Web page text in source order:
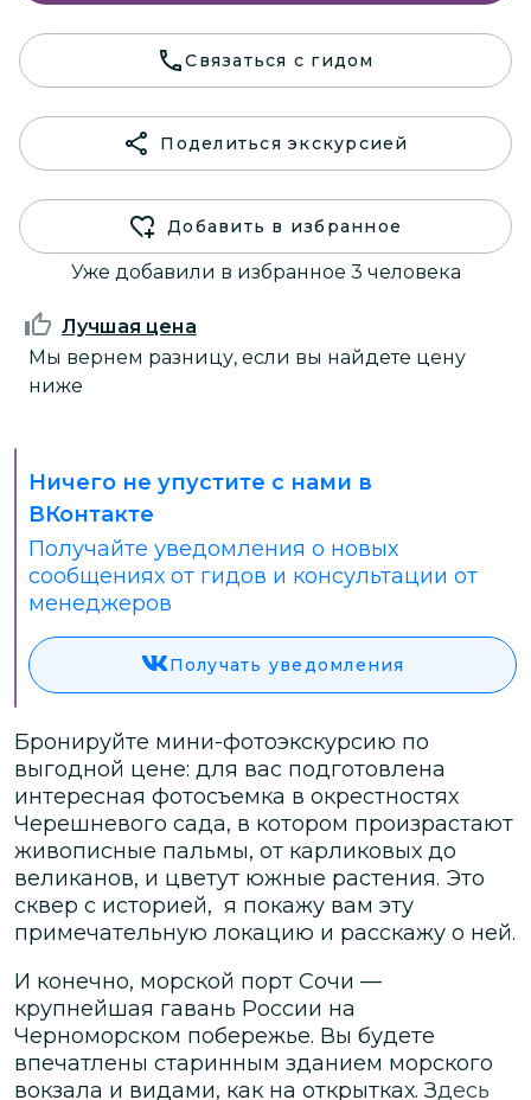
Связаться с гидом
Поделиться экскурсией
Добавить в избранное
Уже добавили в избранное 3 человека
Лучшая цена
Мы вернем разницу, если вы найдете цену
ниже
Ничего не упустите с нами в
ВКонтакте
Получайте уведомления о новых
сообщениях от гидов и консультации от
менеджеров
Получать уведомления
Бронируйте мини-фотоэкскурсию по
выгодной цене: для вас подготовлена
интересная фотосъемка в окрестностях
Черешневого сада, в котором произрастают
живописные пальмы, от карликовых до
великанов, и цветут южные растения. Это
сквер с историей, я покажу вам эту
примечательную локацию и расскажу о ней.
И конечно, морской порт Сочи —
крупнейшая гавань России на
Черноморском побережье. Вы будете
впечатлены старинным зданием морского
вокзала и видами, как на открытках. Здесь